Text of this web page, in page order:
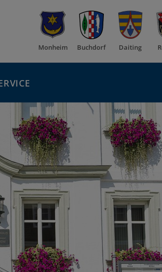
Monheim Buchdorf Daiting